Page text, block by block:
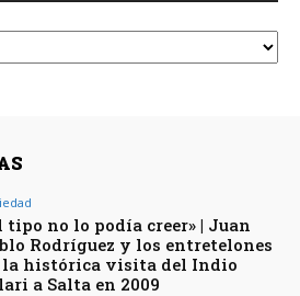
tipo no lo podía creer» | Juan
Rodríguez y los entretelones
la histórica visita del Indio
a Salta en 2009